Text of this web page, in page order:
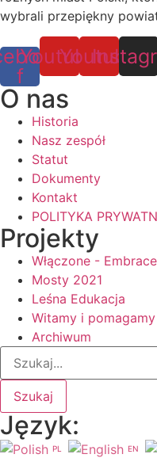
wybrali przepiękny
f
YoutubeYoutube
O nas
Historia
Nasz zespół
Statut
Dokumenty
Kontakt
POLITYKA
Projekty
Włączone -
Mosty 2021
Leśna Edukacja
Witamy i
Archiwum
Szukaj
Język:
PL EN